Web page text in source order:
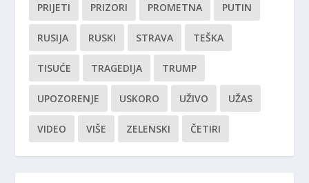
PRIJETI PRIZORI PROMETNA PUTIN
RUSIJA RUSKI STRAVA TEŠKA
TISUĆE TRAGEDIJA TRUMP
UPOZORENJE USKORO UŽIVO UŽAS
VIDEO VIŠE ZELENSKI ČETIRI